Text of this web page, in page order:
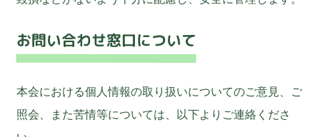
お問い合わせ窓口について
本会における個人情報の取り扱いについてのご意見、ご
照会、また苦情等については、以下よりご連絡くださ